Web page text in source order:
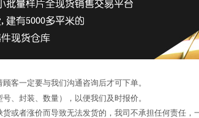
客一定要与我们沟通咨询后才可下单。
、封装、数量），以便我们及时报价。
或者涨价而导致无法发货的，我司不承担任何责任，